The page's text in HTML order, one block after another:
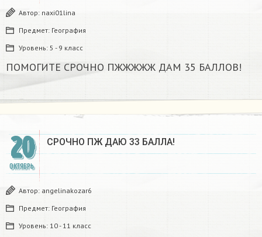
Автор: naxi01lina
Предмет: География
Уровень: 5 - 9 класс
ПОМОГИТЕ СРОЧНО ПЖЖЖЖЖ ДАМ 35 БАЛЛОВ!​
20
ОКТЯБРЬ
СРОЧНО ПЖ ДАЮ 33 БАЛЛА!‍‍‍‍‍‍‍‍‍‍‍‍‍
Автор: angelinakozar6
Предмет: География
Уровень: 10 - 11 класс